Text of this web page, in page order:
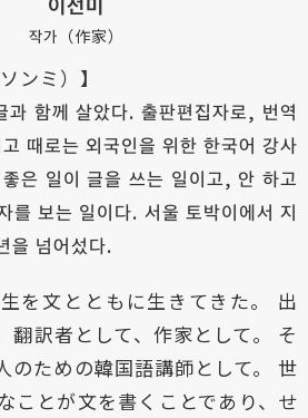
작가（作家）
ンミ）】
과 함께 살았다. 출판편집자로, 번역
때로는 외국인을 위한 한국어 강사
은 일이 글을 쓰는 일이고, 안 하고
를 보는 일이다. 서울 토박이에서 지
을 넘어섰다.
を文とともに生きてきた。 出
翻訳者として、作家として。 そ
のための韓国語講師として。 世
ことが文を書くことであり、せ